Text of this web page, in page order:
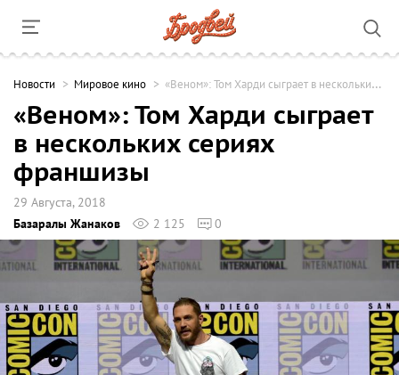
Новости Мировое кино «Веном»: Том Харди сыграет в нескольких сериях франшизы
«Веном»: Том Харди сыграет
в нескольких сериях
франшизы
29 Августа, 2018
Базаралы Жанаков
2 125 0